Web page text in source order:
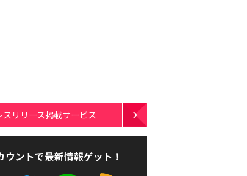
スリリース掲載サービス
ウントで最新情報ゲット！